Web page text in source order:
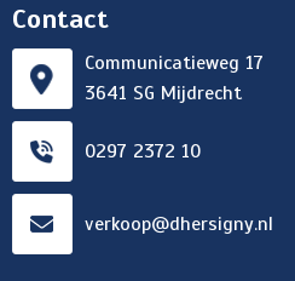
Contact
Communicatieweg 17
3641 SG Mijdrecht
0297 2372 10
verkoop@dhersigny.nl